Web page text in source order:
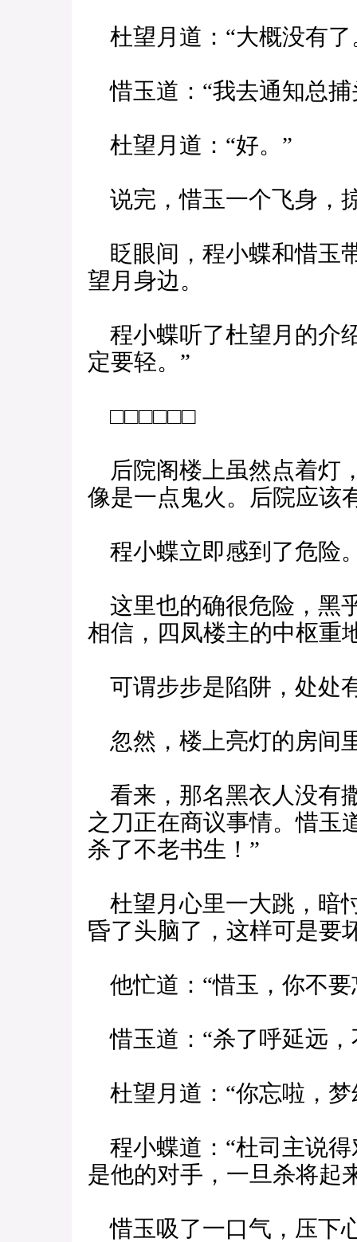
杜望月道：“大概没有了
惜玉道：“我去通知总捕
杜望月道：“好。”
说完，惜玉一个飞身，
眨眼间，程小蝶和惜玉
望月身边。
程小蝶听了杜望月的介
定要轻。”
□□□□□□
后院阁楼上虽然点着灯
像是一点鬼火。后院应该
程小蝶立即感到了危险
这里也的确很危险，黑
相信，四凤楼主的中枢重
可谓步步是陷阱，处处
忽然，楼上亮灯的房间
看来，那名黑衣人没有
之刀正在商议事情。惜玉
杀了不老书生！”
杜望月心里一大跳，暗
昏了头脑了，这样可是要
他忙道：“惜玉，你不
惜玉道：“杀了呼延远，
杜望月道：“你忘啦，梦
程小蝶道：“杜司主说
是他的对手，一旦杀将起
惜玉吸了一口气，压下